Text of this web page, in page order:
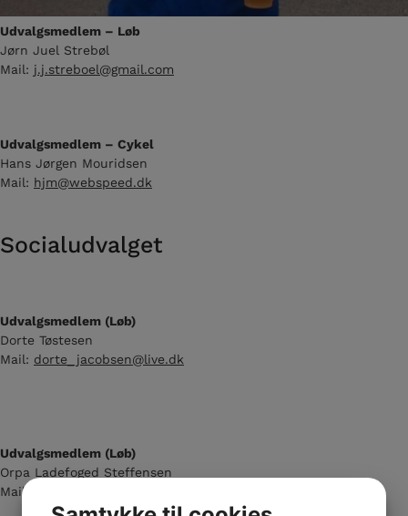
Udvalgsmedlem – Løb
Jørn Juel Strebøl
Mail: j.j.streboel@gmail.com
Udvalgsmedlem – Cykel
Hans Jørgen Mouridsen
Mail: hjm@webspeed.dk
Socialudvalget
Udvalgsmedlem (Løb)
Dorte Tøstesen
Mail: dorte_jacobsen@live.dk
Udvalgsmedlem (Løb)
Orpa Ladefoged Steffensen
Mail: